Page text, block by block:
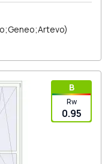
B
Rw
0.95